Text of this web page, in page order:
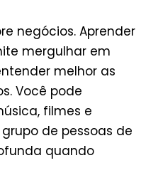
negócios. Aprender
mergulhar em
melhor as
Você pode
filmes e
de pessoas de
quando